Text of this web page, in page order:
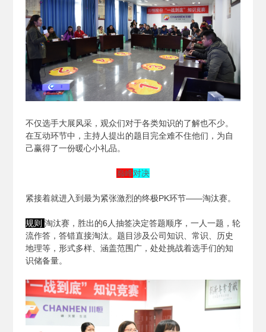
不仅选手大展风采，观众们对于各类知识的了解也不少。
在互动环节中，主持人提出的题目完全难不住他们，为自
己赢得了一份暖心小礼品。
巅峰对决
紧接着就进入到最为紧张激烈的终极PK环节——淘汰赛。
规则 淘汰赛，胜出的6人抽签决定答题顺序，一人一题，轮
流作答，答错直接淘汰。题目涉及公司知识、常识、历史
地理等，形式多样、涵盖范围广，处处挑战着选手们的知
识储备量。